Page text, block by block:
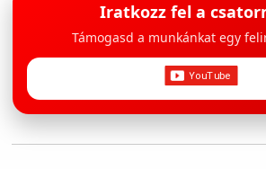
Iratkozz fel a
Támogasd a munkánkat egy